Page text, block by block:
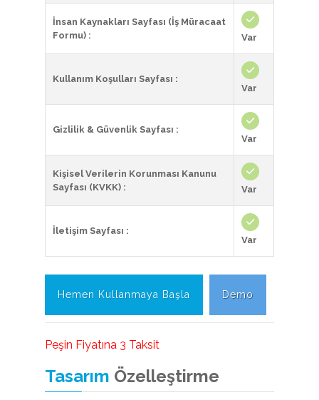
İnsan Kaynakları Sayfası (İş Müracaat
Formu) :
Var
Kullanım Koşulları Sayfası :
Var
Gizlilik & Güvenlik Sayfası :
Var
Kişisel Verilerin Korunması Kanunu
Sayfası (KVKK) :
Var
İletişim Sayfası :
Var
Hemen Kullanmaya Başla Demo
Peşin Fiyatına 3 Taksit
Tasarım Özelleştirme